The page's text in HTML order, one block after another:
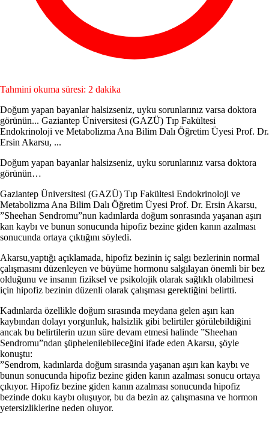
Tahmini okuma süresi: 2 dakika
Doğum yapan bayanlar halsizseniz, uyku sorunlarınız varsa doktora
görünün... Gaziantep Üniversitesi (GAZÜ) Tıp Fakültesi
Endokrinoloji ve Metabolizma Ana Bilim Dalı Öğretim Üyesi Prof. Dr.
Ersin Akarsu, ...
Doğum yapan bayanlar halsizseniz, uyku sorunlarınız varsa doktora
görünün…
Gaziantep Üniversitesi (GAZÜ) Tıp Fakültesi Endokrinoloji ve
Metabolizma Ana Bilim Dalı Öğretim Üyesi Prof. Dr. Ersin Akarsu,
”Sheehan Sendromu”nun kadınlarda doğum sonrasında yaşanan aşırı
kan kaybı ve bunun sonucunda hipofiz bezine giden kanın azalması
sonucunda ortaya çıktığını söyledi.
Akarsu,yaptığı açıklamada, hipofiz bezinin iç salgı bezlerinin normal
çalışmasını düzenleyen ve büyüme hormonu salgılayan önemli bir bez
olduğunu ve insanın fiziksel ve psikolojik olarak sağlıklı olabilmesi
için hipofiz bezinin düzenli olarak çalışması gerektiğini belirtti.
Kadınlarda özellikle doğum sırasında meydana gelen aşırı kan
kaybından dolayı yorgunluk, halsizlik gibi belirtiler görülebildiğini
ancak bu belirtilerin uzun süre devam etmesi halinde ”Sheehan
Sendromu”ndan şüphelenilebileceğini ifade eden Akarsu, şöyle
konuştu:
”Sendrom, kadınlarda doğum sırasında yaşanan aşırı kan kaybı ve
bunun sonucunda hipofiz bezine giden kanın azalması sonucu ortaya
çıkıyor. Hipofiz bezine giden kanın azalması sonucunda hipofiz
bezinde doku kaybı oluşuyor, bu da bezin az çalışmasına ve hormon
yetersizliklerine neden oluyor.